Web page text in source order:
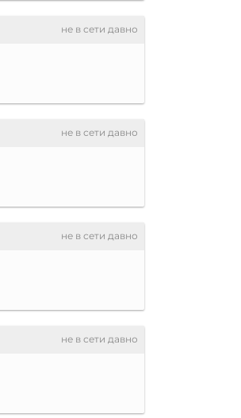
не в сети давно
не в сети давно
не в сети давно
не в сети давно